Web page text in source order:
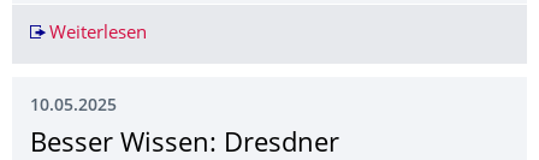
Weiterlesen
10.05.2025
Besser Wissen: Dresdner